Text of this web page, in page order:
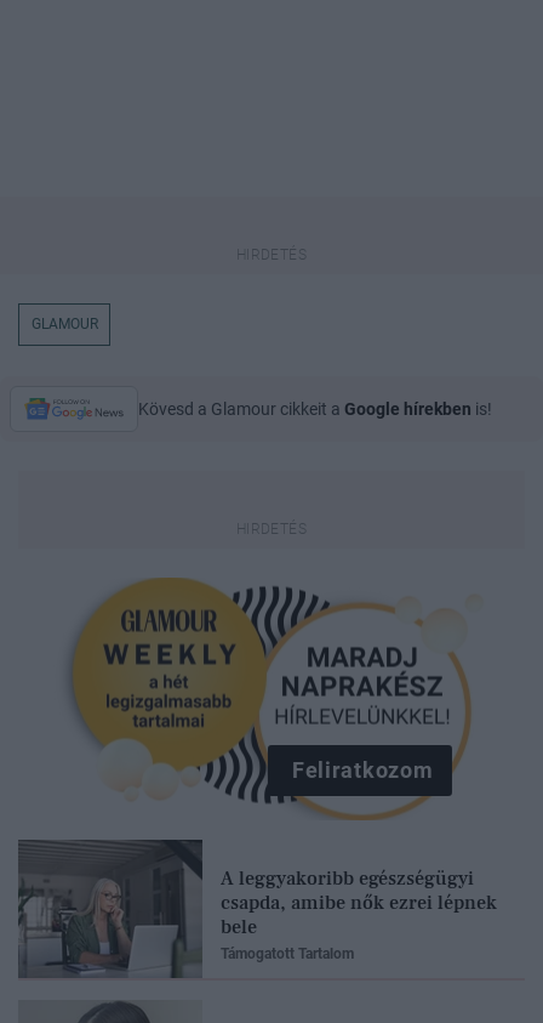
GLAMOUR
Kövesd a Glamour cikkeit a Google hírekben is!
Feliratkozom
A leggyakoribb egészségügyi
csapda, amibe nők ezrei lépnek
bele
Támogatott Tartalom